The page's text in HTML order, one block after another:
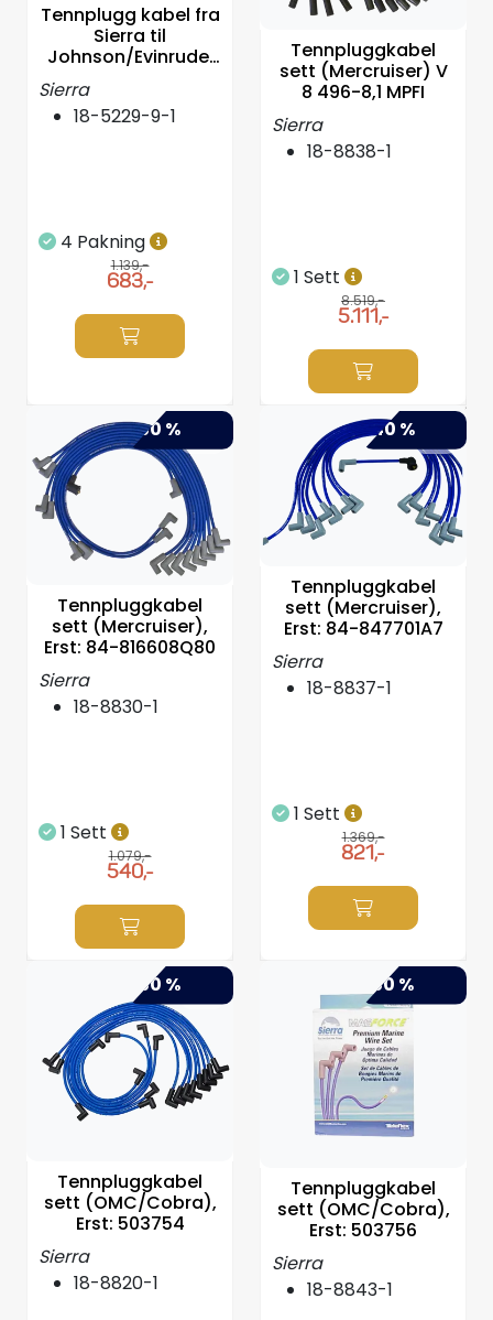
Tennplugg kabel fra
Sierra til
Johnson/Evinrude,
Sierra
18-5229-9-1
4 Pakning
1.139,-
683,-
Tennpluggkabel
sett (Mercruiser) V
8 496-8,1 MPFI
Sierra
18-8838-1
1 Sett
8.519,-
5.111,-
-50 %
Tennpluggkabel
sett (Mercruiser),
Erst: 84-816608Q80
Sierra
18-8830-1
1 Sett
1.079,-
540,-
-40 %
Tennpluggkabel
sett (Mercruiser),
Erst: 84-847701A7
Sierra
18-8837-1
1 Sett
1.369,-
821,-
-50 %
Tennpluggkabel
sett (OMC/Cobra),
Erst: 503754
Sierra
18-8820-1
-50 %
Tennpluggkabel
sett (OMC/Cobra),
Erst: 503756
Sierra
18-8843-1